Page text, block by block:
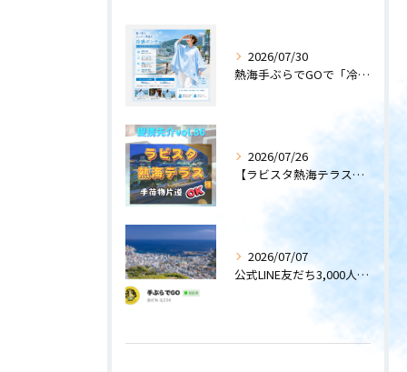
2026/07/30
熱海手ぶらでGOで「冷感ポンチョ」のレンタルサービスを開始します！
2026/07/26
【ラビスタ熱海テラス】〜提携先紹介〜
2026/07/07
公式LINE友だち3,000人突破！